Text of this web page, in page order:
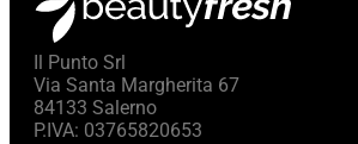
Sieri
Il Punto Srl
Via Santa Margherita 67
84133 Salerno
P.IVA: 03765820653